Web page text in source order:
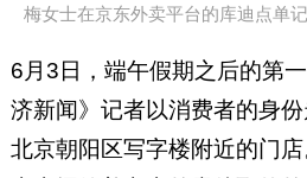
梅女士在京东外卖平台的库迪点单
6月3日，端午假期之后的第
济新闻》记者以消费者的身
北京朝阳区写字楼附近的门